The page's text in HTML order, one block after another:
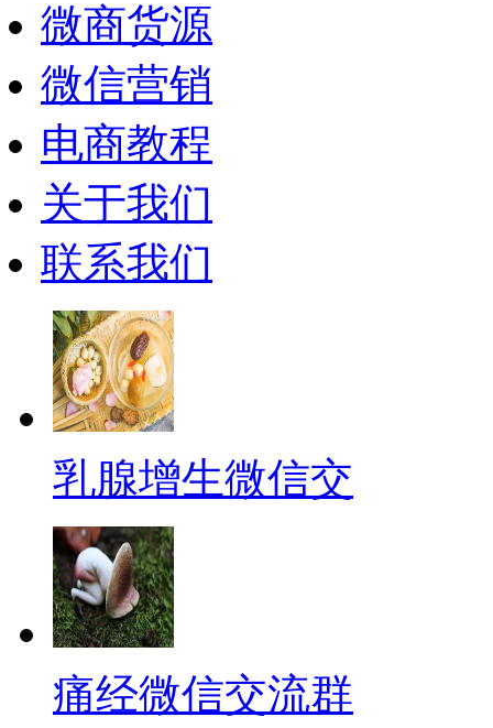
微商货源
微信营销
电商教程
关于我们
联系我们
乳腺增生微信交
痛经微信交流群